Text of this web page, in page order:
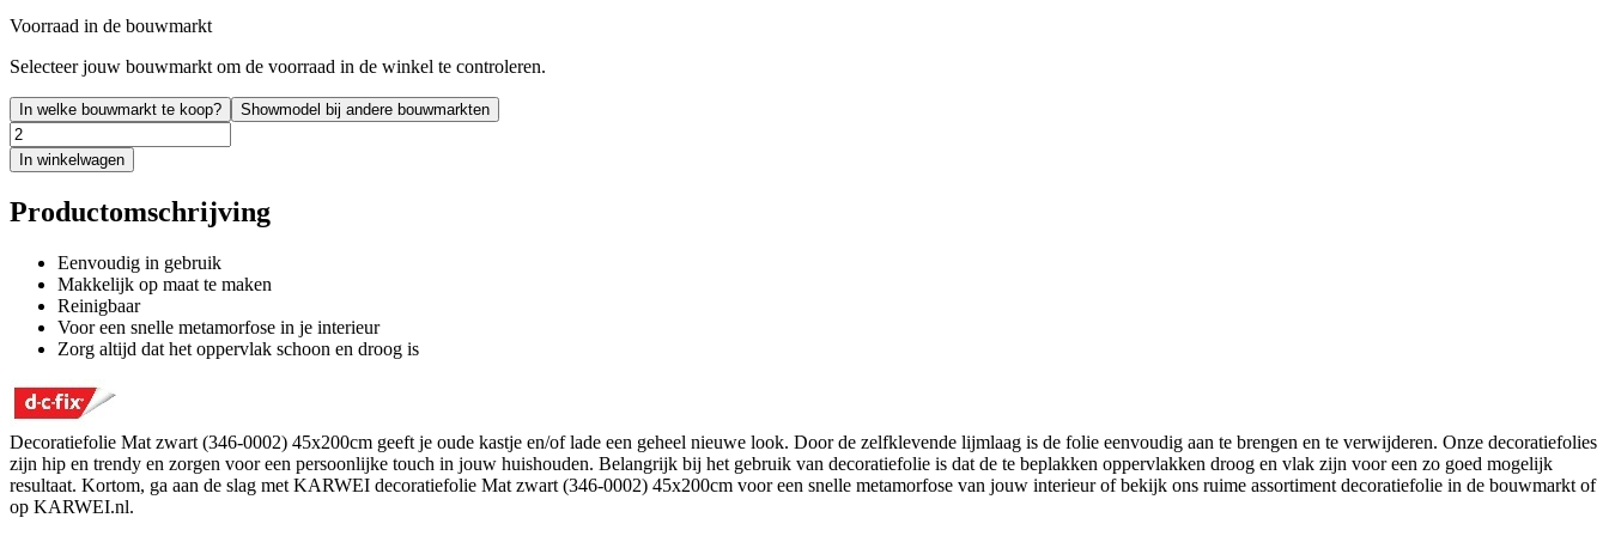
Voorraad in de bouwmarkt
Selecteer jouw bouwmarkt om de voorraad in de winkel te controleren.
In welke bouwmarkt te koop? Showmodel bij andere bouwmarkten
In winkelwagen
Productomschrijving
Eenvoudig in gebruik
Makkelijk op maat te maken
Reinigbaar
Voor een snelle metamorfose in je interieur
Zorg altijd dat het oppervlak schoon en droog is
Decoratiefolie Mat zwart (346-0002) 45x200cm geeft je oude kastje en/of lade een geheel nieuwe look. Door de zelfklevende lijmlaag is de folie eenvoudig aan te brengen en te verwijderen. Onze decoratiefolies
zijn hip en trendy en zorgen voor een persoonlijke touch in jouw huishouden. Belangrijk bij het gebruik van decoratiefolie is dat de te beplakken oppervlakken droog en vlak zijn voor een zo goed mogelijk
resultaat. Kortom, ga aan de slag met KARWEI decoratiefolie Mat zwart (346-0002) 45x200cm voor een snelle metamorfose van jouw interieur of bekijk ons ruime assortiment decoratiefolie in de bouwmarkt of
op KARWEI.nl.